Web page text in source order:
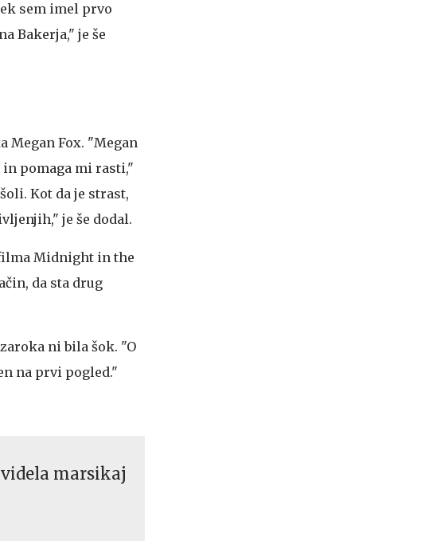
sem imel prvo
Bakerja," je še
Fox. "Megan
pomaga mi rasti,"
Kot da je strast,
je še dodal.
Midnight in the
da sta drug
ni bila šok. "O
na prvi pogled."
marsikaj